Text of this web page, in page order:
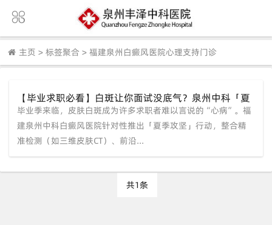
主页 > 标签聚合 > 福建泉州白癜风医院心理支持门诊
【毕业求职必看】白斑让你面试没底气？泉州中科「夏
季攻坚」计划，专为学子定制“形象+信心”翻身方案！
毕业季来临，皮肤白斑成为许多求职者难以言说的“心病”。福
建泉州中科白癜风医院针对性推出「夏季攻坚」行动，整合精
准检测（如三维皮肤CT）、前沿...
共1条